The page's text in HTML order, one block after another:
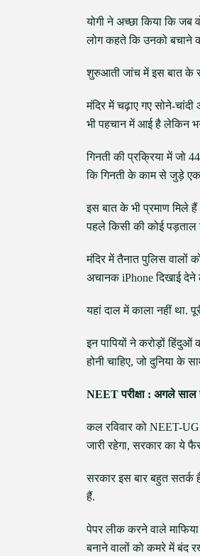
योगी ने अच्छा किया कि जब
लोग कहते कि उनको बचाने
शुरुआती जांच में इस बात के
मंदिर में चढ़ाए गए सोने-
भी पहचान में आई है लेकिन
गिनती की प्रक्रिया में जो
कि गिनती के काम से जुड़े
इस बात के भी प्रमाण मिले
पहले किसी की कोई पड़ताल
मंदिर में तैनात पुलिस वालों
अचानक iPhone दिखाई देने
यहां दाल में काला नहीं था.
इन पापियों ने करोड़ों हिंदुओं
होनी चाहिए, जो दुनिया के
NEET परीक्षा : अगले
कल रविवार को NEET-UG
जारी रहेगा, सरकार का ये
सरकार इस बार बहुत सतर्क
हैं.
पेपर लीक करने वाले माफिया
बनाने वालों को कमरे में बंद